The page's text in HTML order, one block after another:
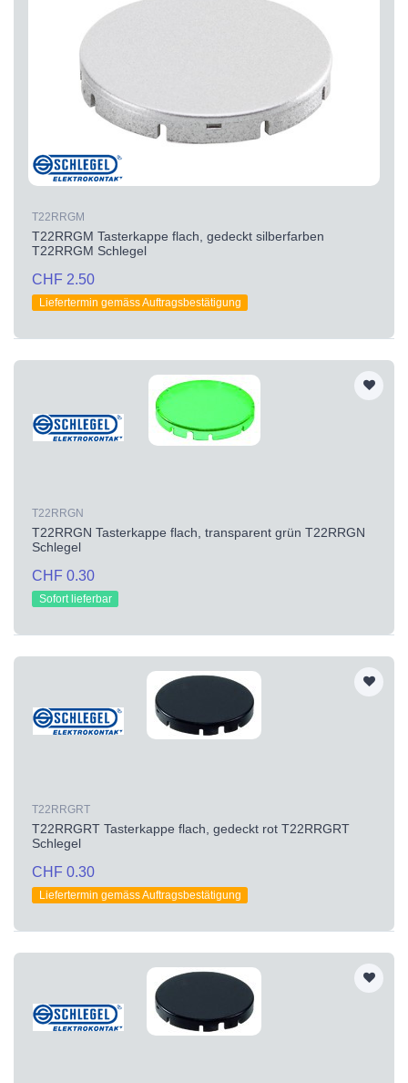
T22RRGM
T22RRGM Tasterkappe flach, gedeckt silberfarben
T22RRGM Schlegel
CHF 2.50
Liefertermin gemäss Auftragsbestätigung
T22RRGN
T22RRGN Tasterkappe flach, transparent grün T22RRGN
Schlegel
CHF 0.30
Sofort lieferbar
T22RRGRT
T22RRGRT Tasterkappe flach, gedeckt rot T22RRGRT
Schlegel
CHF 0.30
Liefertermin gemäss Auftragsbestätigung